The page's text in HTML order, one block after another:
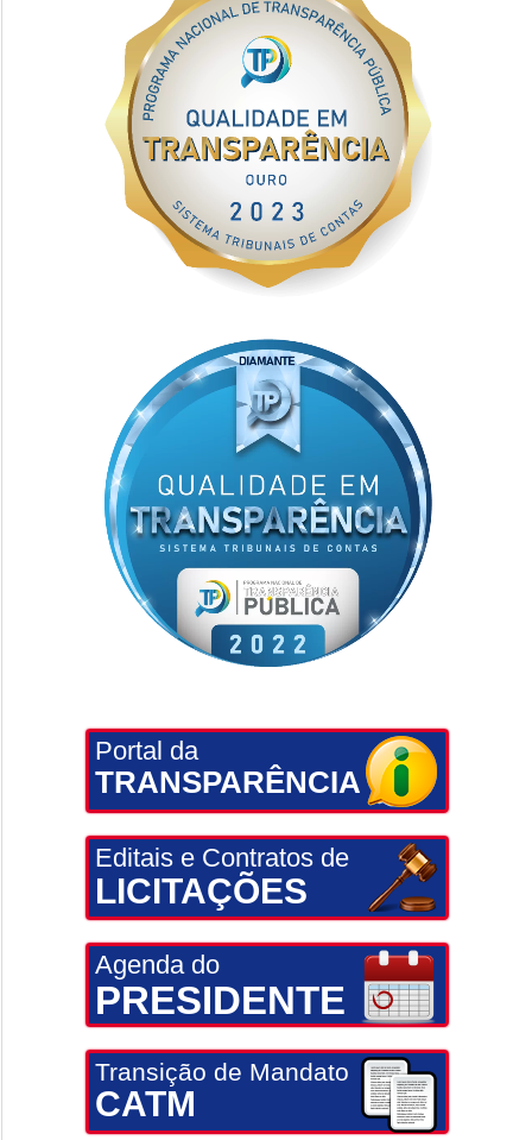
Portal da
TRANSPARÊNCIA
Editais e Contratos de
LICITAÇÕES
Agenda do
PRESIDENTE
Transição de Mandato
CATM